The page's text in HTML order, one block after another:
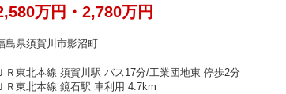
万円・2,780万円
島県須賀川市影沼町
Ｒ東北本線 須賀川駅 バス17分/工業団地東 停歩2分
Ｒ東北本線 鏡石駅 車利用 4.7km